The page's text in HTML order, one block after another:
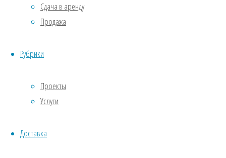
Сдача в аренду
Продажа
Рубрики
Проекты
Услуги
Доставка
Цена 1
700 000